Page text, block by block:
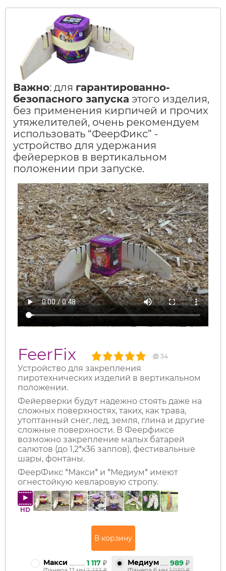
Важно: для гарантированно-
безопасного запуска этого изделия,
без применения кирпичей и прочих
утяжелителей, очень рекомендуем
использовать “ФеерФикс” -
устройство для удержания
фейерерков в вертикальном
положении при запуске.
FeerFix 34
Устройство для закрепления
пиротехнических изделий в вертикальном
положении.
Фейерверки будут надежно стоять даже на
сложных поверхностях, таких, как трава,
утоптанный снег, лед, земля, глина и другие
сложные поверхности. В Феерфиксе
возможно закрепление малых батарей
салютов (до 1,2*х36 залпов), фестивальные
шары, фонтаны.
ФеерФикс *Макси* и *Медиум* имеют
огнестойкую кевларовую стропу.
HD
Макси 1 117₽ Медиум 989₽